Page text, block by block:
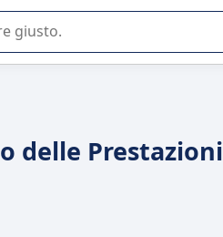
per la vostra azienda.
delle Prestazioni